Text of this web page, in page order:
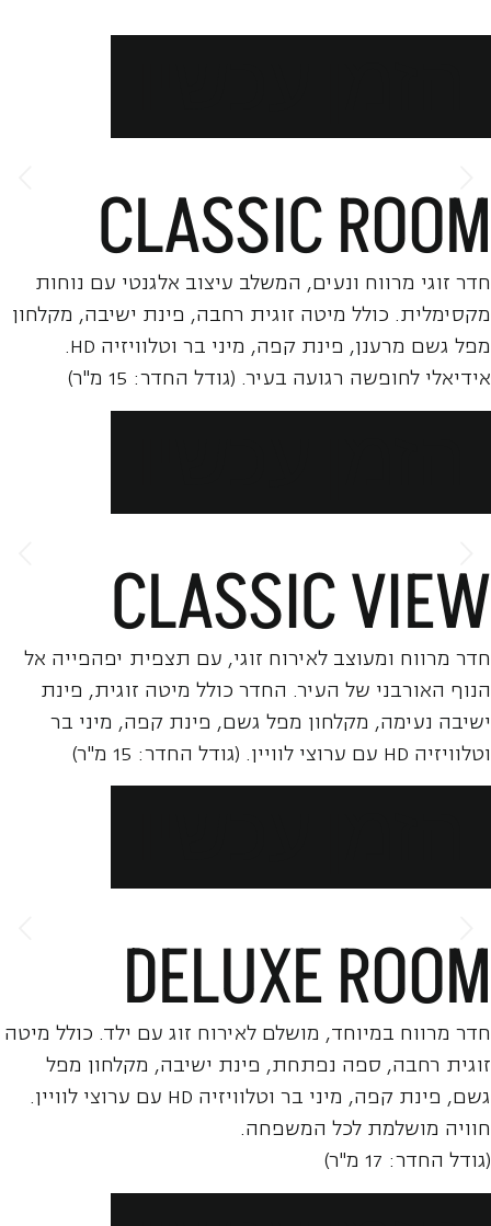
CLASSIC ROOM
חדר זוגי מרווח ונעים, המשלב עיצוב אלגנטי עם נוחות
מקסימלית. כולל מיטה זוגית רחבה, פינת ישיבה, מקלחון
מפל גשם מרענן, פינת קפה, מיני בר וטלוויזיה HD.
אידיאלי לחופשה רגועה בעיר. (גודל החדר: 15 מ"ר)
CLASSIC VIEW
חדר מרווח ומעוצב לאירוח זוגי, עם תצפית יפהפייה אל
הנוף האורבני של העיר. החדר כולל מיטה זוגית, פינת
ישיבה נעימה, מקלחון מפל גשם, פינת קפה, מיני בר
וטלוויזיה HD עם ערוצי לוויין. (גודל החדר: 15 מ"ר)
DELUXE ROOM
חדר מרווח במיוחד, מושלם לאירוח זוג עם ילד. כולל מיטה
זוגית רחבה, ספה נפתחת, פינת ישיבה, מקלחון מפל
גשם, פינת קפה, מיני בר וטלוויזיה HD עם ערוצי לוויין.
חוויה מושלמת לכל המשפחה.
(גודל החדר: 17 מ"ר)